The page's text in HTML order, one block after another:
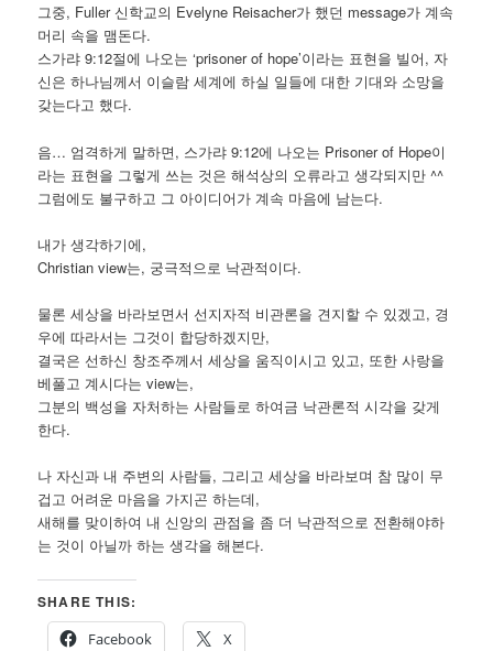
그중, Fuller 신학교의 Evelyne Reisacher가 했던 message가 계속
머리 속을 맴돈다.
스가랴 9:12절에 나오는 ‘prisoner of hope’이라는 표현을 빌어, 자
신은 하나님께서 이슬람 세계에 하실 일들에 대한 기대와 소망을
갖는다고 했다.
음… 엄격하게 말하면, 스가랴 9:12에 나오는 Prisoner of Hope이
라는 표현을 그렇게 쓰는 것은 해석상의 오류라고 생각되지만 ^^
그럼에도 불구하고 그 아이디어가 계속 마음에 남는다.
내가 생각하기에,
Christian view는, 궁극적으로 낙관적이다.
물론 세상을 바라보면서 선지자적 비관론을 견지할 수 있겠고, 경
우에 따라서는 그것이 합당하겠지만,
결국은 선하신 창조주께서 세상을 움직이시고 있고, 또한 사랑을
베풀고 계시다는 view는,
그분의 백성을 자처하는 사람들로 하여금 낙관론적 시각을 갖게
한다.
나 자신과 내 주변의 사람들, 그리고 세상을 바라보며 참 많이 무
겁고 어려운 마음을 가지곤 하는데,
새해를 맞이하여 내 신앙의 관점을 좀 더 낙관적으로 전환해야하
는 것이 아닐까 하는 생각을 해본다.
SHARE THIS:
Facebook
X